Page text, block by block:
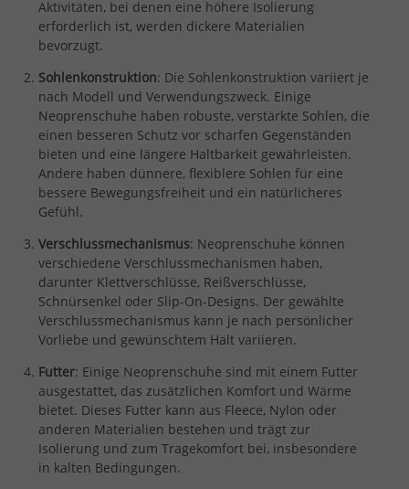
Aktivitäten, bei denen eine höhere Isolierung
erforderlich ist, werden dickere Materialien
bevorzugt.
Sohlenkonstruktion: Die Sohlenkonstruktion variiert je
nach Modell und Verwendungszweck. Einige
Neoprenschuhe haben robuste, verstärkte Sohlen, die
einen besseren Schutz vor scharfen Gegenständen
bieten und eine längere Haltbarkeit gewährleisten.
Andere haben dünnere, flexiblere Sohlen für eine
bessere Bewegungsfreiheit und ein natürlicheres
Gefühl.
Verschlussmechanismus: Neoprenschuhe können
verschiedene Verschlussmechanismen haben,
darunter Klettverschlüsse, Reißverschlüsse,
Schnürsenkel oder Slip-On-Designs. Der gewählte
Verschlussmechanismus kann je nach persönlicher
Vorliebe und gewünschtem Halt variieren.
Futter: Einige Neoprenschuhe sind mit einem Futter
ausgestattet, das zusätzlichen Komfort und Wärme
bietet. Dieses Futter kann aus Fleece, Nylon oder
anderen Materialien bestehen und trägt zur
Isolierung und zum Tragekomfort bei, insbesondere
in kalten Bedingungen.